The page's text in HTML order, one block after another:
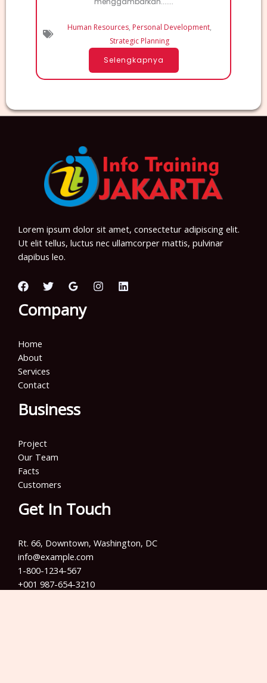
Human Resources, Personal Development,
Strategic Planning
Selengkapnya
Lorem ipsum dolor sit amet, consectetur adipiscing elit.
Ut elit tellus, luctus nec ullamcorper mattis, pulvinar
dapibus leo.
Company
Home
About
Services
Contact
Business
Project
Our Team
Facts
Customers
Get In Touch
Rt. 66, Downtown, Washington, DC
info@example.com​
1-800-1234-567
+001 987-654-3210